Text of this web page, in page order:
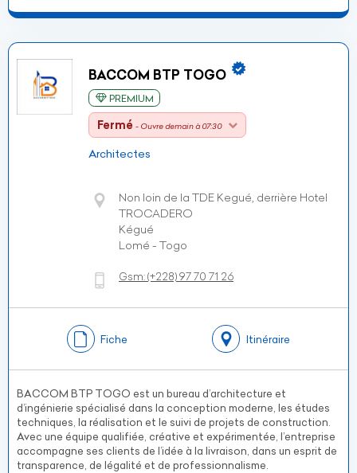
BACCOM BTP TOGO
PREMIUM
Fermé - Ouvre demain à 07:30
Architectes
Non loin de la TDE Kegué, derrière Hotel
TROCADERO
Kégué
Lomé - Togo
Gsm:(+228)97 70 71 26
Fiche Itinéraire
BACCOM BTP TOGO est un bureau d’architecture et
d’ingénierie spécialisé dans la conception moderne, les études
techniques, la réalisation et le suivi de projets de construction.
Avec une équipe qualifiée, créative et expérimentée, l’entreprise
accompagne ses clients de l’idée à la livraison, dans un esprit de
transparence, de légalité et de professionnalisme.